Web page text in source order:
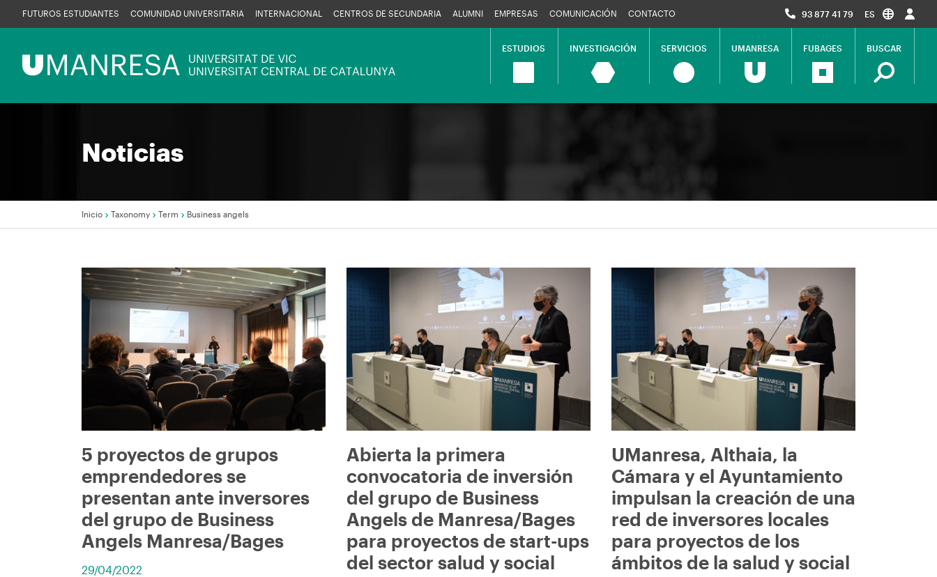
Pasar
al
Menú
UManresa
FUTUROS ESTUDIANTES COMUNIDAD UNIVERSITARIA INTERNACIONAL CENTROS DE SECUNDARIA ALUMNI EMPRESAS COMUNICACIÓN CONTACTO 93 877 41 79 ES
Navegació
ESTUDIOS INVESTIGACIÓN SERVICIOS UMANRESA FUBAGES BUSCAR
Noticias
enlaces
de
ayuda
a
navegación
Inicio Taxonomy Term Business angels
Imagen
5 proyectos de grupos
emprendedores se
presentan ante inversores
del grupo de Business
Angels Manresa/Bages
29/04/2022
Imagen
Abierta la primera
convocatoria de inversión
del grupo de Business
Angels de Manresa/Bages
para proyectos de start-ups
del sector salud y social
UManresa, Althaia, la
Cámara y el Ayuntamiento
impulsan la creación de una
red de inversores locales
para proyectos de los
ámbitos de la salud y social